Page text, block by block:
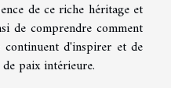
de ce riche héritage et
de comprendre comment
d'inspirer et de
paix intérieure.